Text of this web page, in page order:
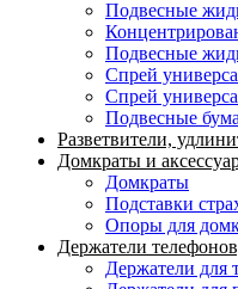
Подвесные
Подвесные
Спрей
Спрей
Подвесные
Разветвители,
Домкраты и
Домкраты
Подставки
Опоры для
Держатели
Держатели для